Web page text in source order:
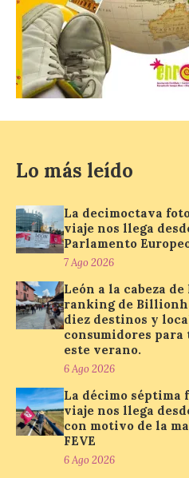
León es la
económica
pero también
más agotadas:
de
provincias con menos margen:
El eclipse genera un
de reservas
precios
según SiteMinder
7 Ago 2026
Asturias lidera
del
mayor
antelación de
auge de la demanda
planificación: reservas más
estancias más breves en torno
Madrid, 7 agosto de […]
Lo más leído
La decimoctava
viaje nos llega
Parlamento
7 Ago 2026
León a la cabeza
ranking de
diez destinos y
consumidores para
este verano.
6 Ago 2026
La décimo séptima
viaje nos llega
con motivo de la
FEVE
6 Ago 2026